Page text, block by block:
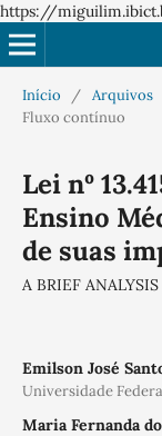
https://
Início / Arquivos
Fluxo contínuo
Lei nº
Ensino
de suas
A BRIEF
Emilson José
Universidade
Maria Fernanda